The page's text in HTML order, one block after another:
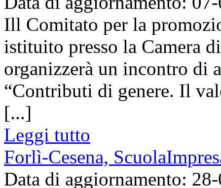
Ill Comitato per la
istituito presso la Camera
organizzerà un incontro di
“Contributi di genere. Il
[...]
Leggi tutto
Forlì-Cesena,
Data di aggiornamento: